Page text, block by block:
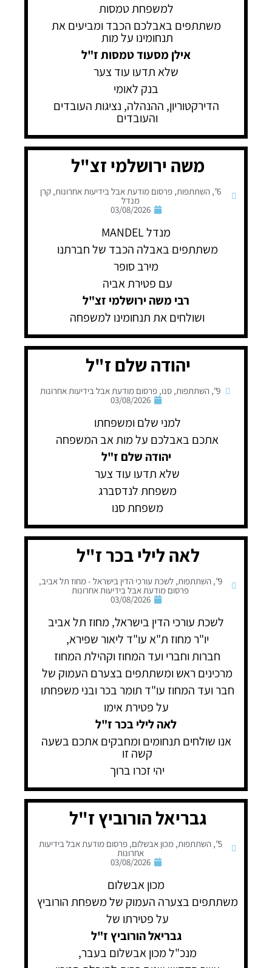
למשפחת טמסות
משתתפים באבלכם הכבד ומביעים את
תנחומינו על מות
אילן מסעוד טמסות ז"ל
שלא תדעו עוד צער
בנק לאומי
הדירקטוריון, ההנהלה, נציגות העובדים
והעובדים
משה ירושלמי זצ"ל
6"
,השתתפות,פרסום מודעת אבל בידיעות אחרונות,קרן
מנדל
03/08/2026
מנדל MANDEL
משתתפים באבלה הכבד של חברתנו
מירב סופר
עם פטירת אביה
רבי משה ירושלמי זצ"ל
ושולחים את תנחומינו למשפחה
יהודה שלם ז"ל
9"
, השתתפות, סנו, פרסום מודעת אבל בידיעות אחרונות
03/08/2026
למני שלם ומשפחתו
אתכם באבלכם על מות אב המשפחה
יהודה שלם ז"ל
שלא תדעו עוד צער
משפחת לנדסברג
משפחת סנו
לאה לילי בכר ז"ל
9"
,השתתפות,לשכת עורכי הדין בישראל - מחוז תל אביב,
פרסום מודעת אבל בידיעות אחרונות
03/08/2026
לשכת עורכי הדין בישראל, מחוז תל אביב
יו"ר מחוז ת"א עו"ד ליאור שפירא,
חברות וחברי ועד המחוז וקהילת המחוז
מרכינים ראש ומשתתפים בצערם העמוק של
חבר ועד המחוז עו"ד תומר בכר ובני משפחתו
על פטירת אימו
לאה לילי בכר ז"ל
אנו שולחים תנחומים ומחבקים אתכם בשעה
קשה זו
יהי זכרו ברוך
גבריאל הורוביץ ז"ל
5"
,השתתפות,מכון אבשלום,פרסום מודעת אבל בידיעות
אחרונות
03/08/2026
מכון אבשלום
משתתפים בצערה העמוק של משפחת הורוביץ
על פטירתו של
גבריאל הורוביץ ז"ל
מנכ"ל מכון אבשלום בעבר,